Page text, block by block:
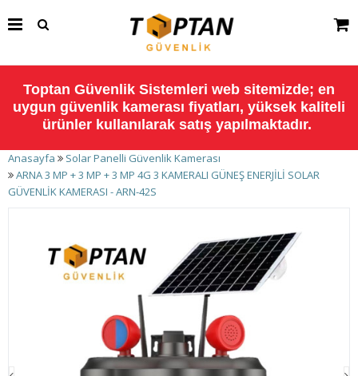
Toptan Güvenlik Sistemleri web sitemizde; en
uygun güvenlik kamerası fiyatları, yüksek kaliteli
ürünler kullanılarak satış yapılmaktadır.
Anasayfa
Solar Panelli Güvenlik Kamerası
ARNA 3 MP + 3 MP + 3 MP 4G 3 KAMERALI GÜNEŞ ENERJİLİ SOLAR
GÜVENLİK KAMERASI - ARN-42S